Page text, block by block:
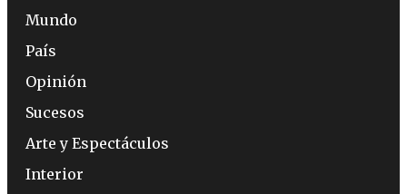
Mundo
País
Opinión
Sucesos
Arte y Espectáculos
Interior